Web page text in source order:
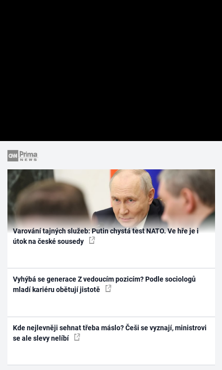
Varování tajných služeb: Putin chystá test NATO. Ve hře je i
útok na české sousedy
Vyhýbá se generace Z vedoucím pozicím? Podle sociologů
mladí kariéru obětují jistotě
Kde nejlevněji sehnat třeba máslo? Češi se vyznají, ministrovi
se ale slevy nelíbí